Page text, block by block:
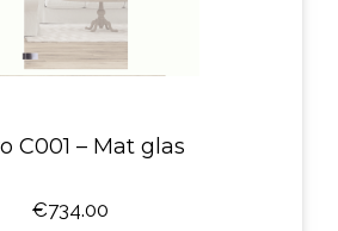
C001 – Mat glas
€734.00